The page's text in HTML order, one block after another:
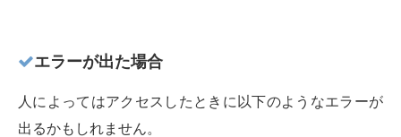
エラーが出た場合
人によってはアクセスしたときに以下のようなエラーが
出るかもしれません。